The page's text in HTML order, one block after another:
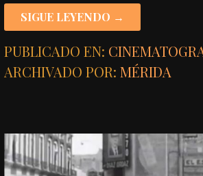
SIGUE LEYENDO →
PUBLICADO EN:
ARCHIVADO POR:MÉRIDA